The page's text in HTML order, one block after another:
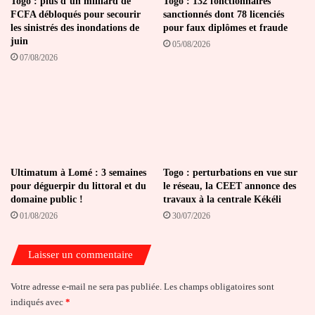
FCFA débloqués pour secourir
les sinistrés des inondations de
juin
07/08/2026
sanctionnés dont 78 licenciés
pour faux diplômes et fraude
05/08/2026
Ultimatum à Lomé : 3 semaines
pour déguerpir du littoral et du
domaine public !
01/08/2026
Togo : perturbations en vue sur
le réseau, la CEET annonce des
travaux à la centrale Kékéli
30/07/2026
Laisser un commentaire
Votre adresse e-mail ne sera pas publiée. Les champs obligatoires sont
indiqués avec *